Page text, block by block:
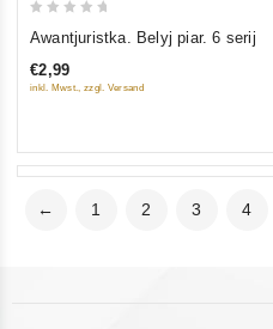
of
Awantjuristka. Belyj piar. 6 serij
€2,99
inkl. Mwst., zzgl. Versand
← 1 2 3 4